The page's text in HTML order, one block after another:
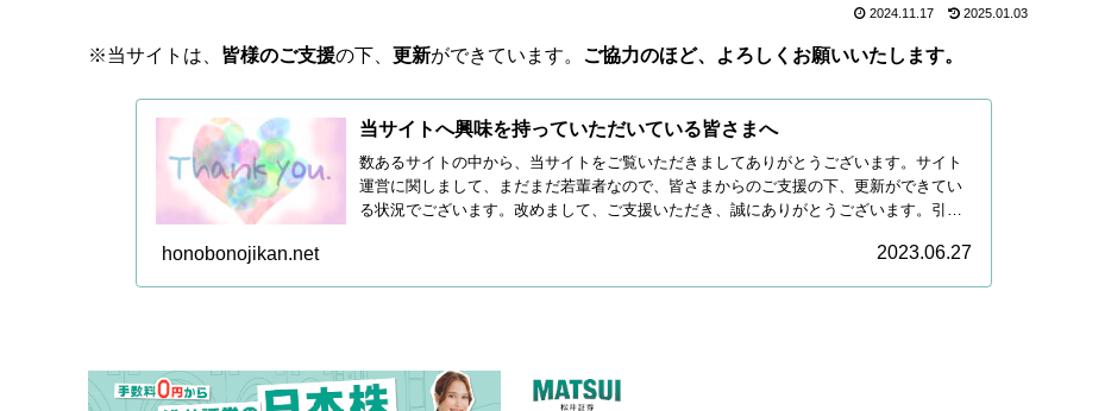
2024.11.17 2025.01.03
※当サイトは、 皆様のご支援の下、 更新ができています。 ご協力のほど、よろしくお願いいたします。
当サイトへ興味を持っていただいている皆さまへ
数あるサイトの中から、当サイトをご覧いただきましてありがとうございます。サイト
運営に関しまして、まだまだ若輩者なので、皆さまからのご支援の下、更新ができてい
る状況でございます。改めまして、ご支援いただき、誠にありがとうございます。引き
honobonojikan.net 2023.06.27